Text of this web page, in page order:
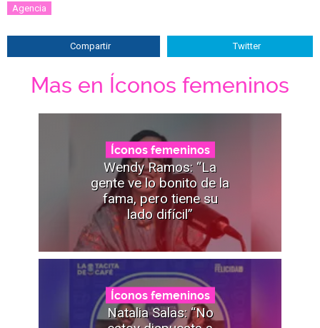
Agencia
Compartir Twitter
Mas en Íconos femeninos
Íconos femeninos
Wendy Ramos: “La
gente ve lo bonito de la
fama, pero tiene su
lado difícil”
Íconos femeninos
Natalia Salas: “No